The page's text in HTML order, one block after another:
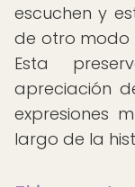
escuchen y
de otro modo
Esta
apreciación
expresiones
largo de la